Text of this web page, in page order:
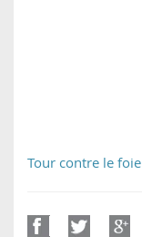
Tour contre le